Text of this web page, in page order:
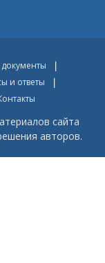
и ответы
сайта
авторов.